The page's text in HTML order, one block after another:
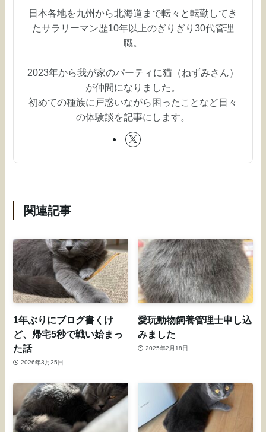
日本各地を九州から北海道まで転々と転勤してき
たサラリーマン歴10年以上のぎりぎり30代管理
職。
2023年から我が家のパーティに猫（ねずみさん）
が仲間になりました。
初めての種族に戸惑いながら困ったことなど日々
の体験談を記事にします。
関連記事
1年ぶりにブログ書くけ
ど、帰宅5秒で戦い始まっ
た話
2026年3月25日
愛玩動物飼養管理士申し込
みました
2025年2月18日